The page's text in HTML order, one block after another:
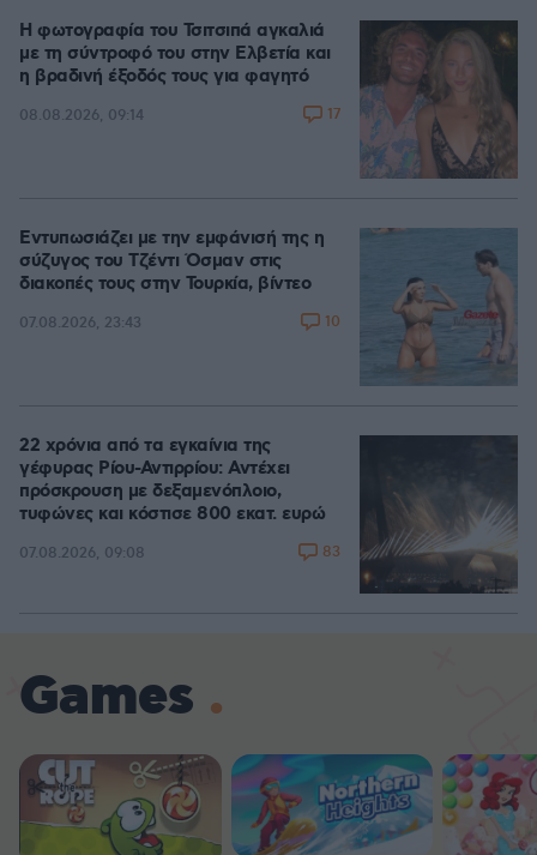
Η φωτογραφία του Τσιτσιπά αγκαλιά
με τη σύντροφό του στην Ελβετία και
η βραδινή έξοδός τους για φαγητό
08.08.2026, 09:14 17
Εντυπωσιάζει με την εμφάνισή της η
σύζυγος του Τζέντι Όσμαν στις
διακοπές τους στην Τουρκία, βίντεο
07.08.2026, 23:43 10
22 χρόνια από τα εγκαίνια της
γέφυρας Ρίου-Αντιρρίου: Αντέχει
πρόσκρουση με δεξαμενόπλοιο,
τυφώνες και κόστισε 800 εκατ. ευρώ
07.08.2026, 09:08 83
Games